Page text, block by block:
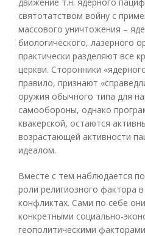
святотатством войну с
массового уничтожения –
биологического, лазерного
практически разделяют все
церкви. Сторонники
правило, признают
оружия обычного типа для
самообороны, однако
квакерской, остаются
возрастающей активности
идеалом.
Вместе с тем наблюдается
роли религиозного фактора
конфликтах. Сами по себе
конкретными социально-
геополитическими